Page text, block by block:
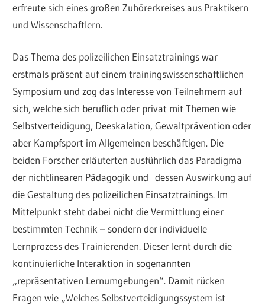
erfreute sich eines großen Zuhörerkreises aus Praktikern
und Wissenschaftlern.
Das Thema des polizeilichen Einsatztrainings war
erstmals präsent auf einem trainingswissenschaftlichen
Symposium und zog das Interesse von Teilnehmern auf
sich, welche sich beruflich oder privat mit Themen wie
Selbstverteidigung, Deeskalation, Gewaltprävention oder
aber Kampfsport im Allgemeinen beschäftigen. Die
beiden Forscher erläuterten ausführlich das Paradigma
der nichtlinearen Pädagogik und dessen Auswirkung auf
die Gestaltung des polizeilichen Einsatztrainings. Im
Mittelpunkt steht dabei nicht die Vermittlung einer
bestimmten Technik – sondern der individuelle
Lernprozess des Trainierenden. Dieser lernt durch die
kontinuierliche Interaktion in sogenannten
„repräsentativen Lernumgebungen“. Damit rücken
Fragen wie „Welches Selbstverteidigungssystem ist